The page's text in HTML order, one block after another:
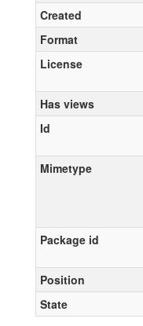
Created
Format
License
Has views
Id
Mimetype
Package id
Position
State